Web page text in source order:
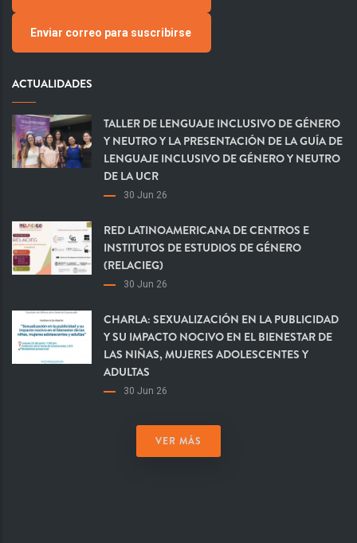
Enviar correo para suscribirse
ACTUALIDADES
TALLER DE LENGUAJE INCLUSIVO DE GÉNERO
Y NEUTRO Y LA PRESENTACIÓN DE LA GUÍA DE
LENGUAJE INCLUSIVO DE GÉNERO Y NEUTRO
DE LA UCR
30 Jun 26
RED LATINOAMERICANA DE CENTROS E
INSTITUTOS DE ESTUDIOS DE GÉNERO
(RELACIEG)
30 Jun 26
CHARLA: SEXUALIZACIÓN EN LA PUBLICIDAD
Y SU IMPACTO NOCIVO EN EL BIENESTAR DE
LAS NIÑAS, MUJERES ADOLESCENTES Y
ADULTAS
30 Jun 26
VER MÁS